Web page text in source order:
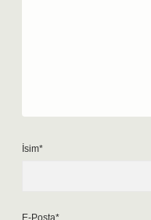
İsim*
E-Posta*